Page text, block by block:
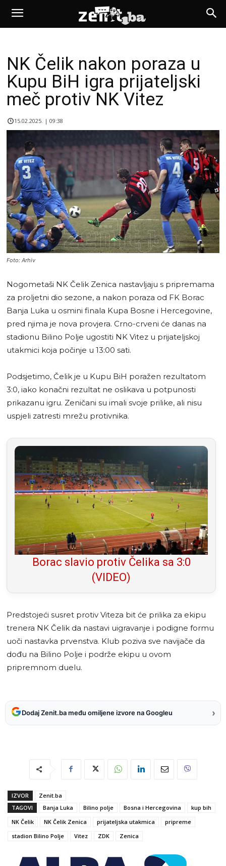
NK Čelik nakon poraza u
Kupu BiH igra prijateljski
meč protiv NK Vitez
15.02.2025. | 09:38
Foto: Arhiv
Nogometaši NK Čelik Zenica nastavljaju s pripremama
za proljetni dio sezone, a nakon poraza od FK Borac
Banja Luka u osmini finala Kupa Bosne i Hercegovine,
pred njima je nova provjera. Crno-crveni će danas na
stadionu Bilino Polje ugostiti NK Vitez u prijateljskoj
utakmici koja počinje u 13:00 sati.
Podsjetimo, Čelik je u Kupu BiH poražen rezultatom
3:0, iako konačni rezultat ne oslikava u potpunosti
prikazanu igru. Zeničani su imali svoje prilike, ali nisu
uspjeli zatresti mrežu protivnika.
Borac slavio protiv Čelika sa 3:0
(VIDEO)
Predstojeći susret protiv Viteza bit će prilika za ekipu
trenera NK Čelik da nastavi uigravanje i podigne formu
uoči nastavka prvenstva. Klub poziva sve navijače da
dođu na Bilino Polje i podrže ekipu u ovom
pripremnom duelu.
Dodaj Zenit.ba među omiljene izvore na Googleu ›
IZVOR
Zenit.ba
TAGOVI
Banja Luka Bilino polje Bosna i Hercegovina
kup bih
NK Čelik
NK Čelik Zenica prijateljska utakmica
pripreme
stadion Bilino Polje
Vitez ZDK Zenica